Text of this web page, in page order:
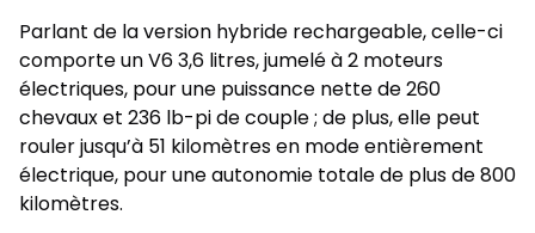
Parlant de la version hybride rechargeable, celle-ci
comporte un V6 3,6 litres, jumelé à 2 moteurs
électriques, pour une puissance nette de 260
chevaux et 236 lb-pi de couple ; de plus, elle peut
rouler jusqu’à 51 kilomètres en mode entièrement
électrique, pour une autonomie totale de plus de 800
kilomètres.